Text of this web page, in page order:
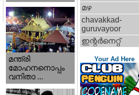
മന്ത്രി
മോഹനനൊപ്പം
വനിതാ ...
മഴ
chavakkad-
guruvayoor
ഇന്റര്‍നെറ്റ്‌
Your Ad Here